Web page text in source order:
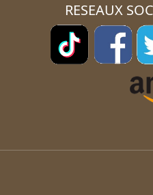
RESEAUX